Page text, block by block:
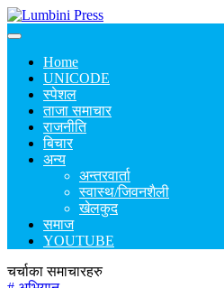
Home
UNICODE
स्पेशल
ताजा समाचार
राजनीति
बिचार
अन्य
अन्तरवार्ता
स्वास्थ/जिवनशैली
खेलकुद
समाज
YOUTUBE
चर्चाका समाचारहरु